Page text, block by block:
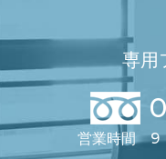
専用
営業時間 9